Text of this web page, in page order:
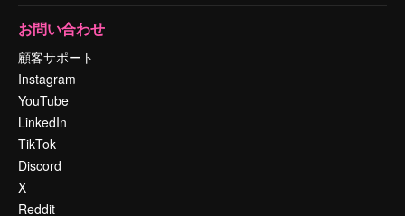
お問い合わせ
顧客サポート
Instagram
YouTube
LinkedIn
TikTok
Discord
X
Reddit